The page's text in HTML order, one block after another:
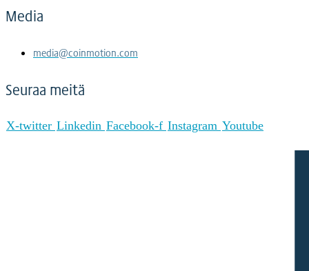
Media
media@coinmotion.com
Seuraa meitä
X-twitter Linkedin Facebook-f Instagram Youtube